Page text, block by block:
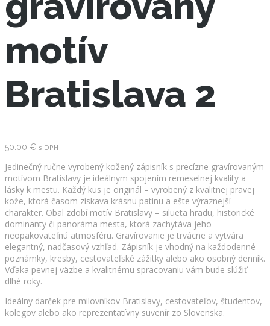
motív
Bratislava 2
50.00 € s DPH
Jedinečný ručne vyrobený kožený zápisník s precízne gravírovaným
motívom Bratislavy je ideálnym spojením remeselnej kvality a
lásky k mestu. Každý kus je originál – vyrobený z kvalitnej pravej
kože, ktorá časom získava krásnu patinu a ešte výraznejší
charakter. Obal zdobí motív Bratislavy – silueta hradu, historické
dominanty či panoráma mesta, ktorá zachytáva jeho
neopakovateľnú atmosféru. Gravírovanie je trvácne a vytvára
elegantný, nadčasový vzhľad. Zápisník je vhodný na každodenné
poznámky, kresby, cestovateľské zážitky alebo ako osobný denník.
Vďaka pevnej väzbe a kvalitnému spracovaniu vám bude slúžiť
dlhé roky.
Ideálny darček pre milovníkov Bratislavy, cestovateľov, študentov,
kolegov alebo ako reprezentatívny suvenír zo Slovenska.